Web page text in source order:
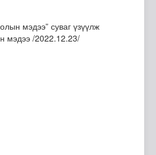
мэдээ” суваг үзүүлж
мэдээ /2022.12.23/